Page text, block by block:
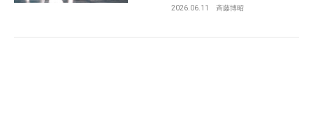
2026.06.11 斉藤博昭